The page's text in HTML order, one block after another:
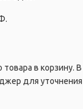
в корзину.
для уточнения